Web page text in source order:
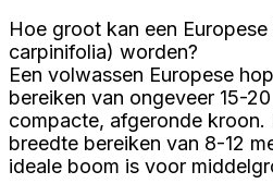
Hoe groot kan een
carpinifolia) worden?
Een volwassen Europese
bereiken van ongeveer 15-
compacte, afgeronde kroon.
breedte bereiken van 8-12
ideale boom is voor